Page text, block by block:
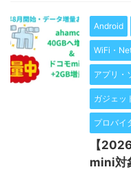
Android
WiFi・
アプリ・
ガジェッ
プロバイ
【
mini対